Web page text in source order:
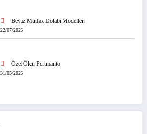
Beyaz Mutfak Dolabı Modelleri
22/07/2026
Özel Ölçü Portmanto
31/05/2026